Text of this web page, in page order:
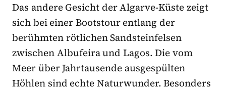
Das andere Gesicht der Algarve-Küste zeigt
sich bei einer Bootstour entlang der
berühmten rötlichen Sandsteinfelsen
zwischen Albufeira und Lagos. Die vom
Meer über Jahrtausende ausgespülten
Höhlen sind echte Naturwunder. Besonders